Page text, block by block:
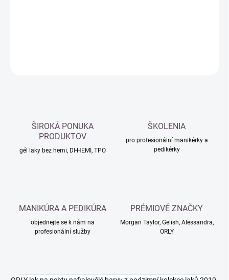
ŠIROKÁ PONUKA
PRODUKTOV
gél laky bez hemi, DI-HEMI, TPO
ŠKOLENIA
pro profesionální manikérky a
pedikérky
MANIKÚRA A PEDIKÚRA
objednejte se k nám na
profesionální služby
PRÉMIOVÉ ZNAČKY
Morgan Taylor, Gelish, Alessandra,
ORLY